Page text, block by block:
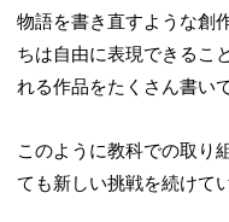
物語を書き直すような創
ちは自由に表現できるこ
れる作品をたくさん書い
このように教科での取り
ても新しい挑戦を続けて